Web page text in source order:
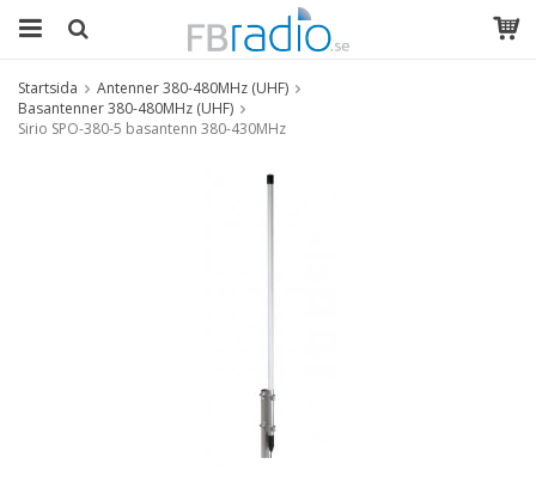
Startsida
Antenner 380-480MHz (UHF)
Basantenner 380-480MHz (UHF)
Sirio SPO-380-5 basantenn 380-430MHz